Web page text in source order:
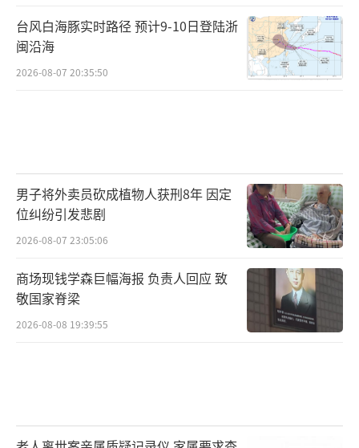
台风白海豚实时路径 预计9-10日登陆浙
闽沿海
2026-08-07 20:35:50
男子将外卖员砍成植物人获刑8年 因定
位纠纷引发悲剧
2026-08-07 23:05:06
商场现钱学森巨幅海报 负责人回应 致
敬国家脊梁
2026-08-08 19:39:55